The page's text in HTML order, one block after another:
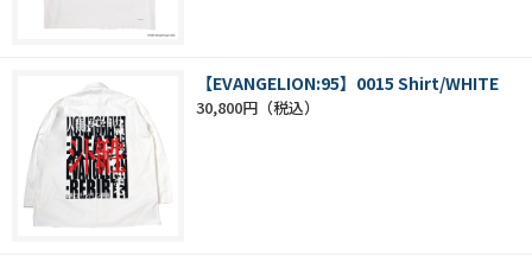
【EVANGELION:95】0015 Shirt/WHITE
30,800円